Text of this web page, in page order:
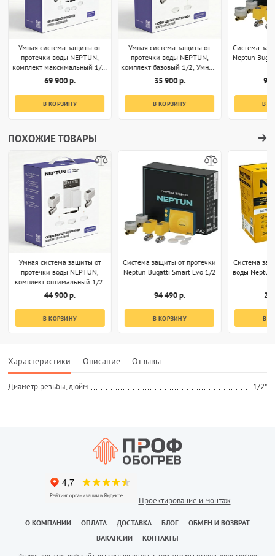
Умная система защиты от
протечки воды NEPTUN,
комплект максимальный 1/2,
Умный дом с Алисой
69 900 р.
В КОРЗИНУ
Умная система защиты от
протечки воды NEPTUN,
комплект базовый 1/2, Умный
дом с Алисой
35 900 р.
В КОРЗИНУ
Система
Neptun
94
В
ПОХОЖИЕ ТОВАРЫ
Умная система защиты от
протечки воды NEPTUN,
комплект оптимальный 1/2,
Умный дом с Алисой
44 900 р.
В КОРЗИНУ
Система защиты от протечки
Neptun Bugatti Smart Evo 1/2
94 490 р.
В КОРЗИНУ
Система
воды
24
В
Характеристики Описание Отзывы
Диаметр резьбы, дюйм 1/2"
Проектирование и монтаж
О КОМПАНИИ ОПЛАТА ДОСТАВКА БЛОГ
ОБМЕН И ВОЗВРАТ
ВАКАНСИИ
КОНТАКТЫ